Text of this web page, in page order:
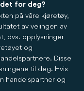
for deg?
på våre kjøretøy,
av veiingen av
dvs. opplysninger
og
Disse
til deg. Hvis
handelspartner og